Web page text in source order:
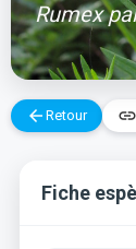
Rumex
arrow_back Retour link
Fiche